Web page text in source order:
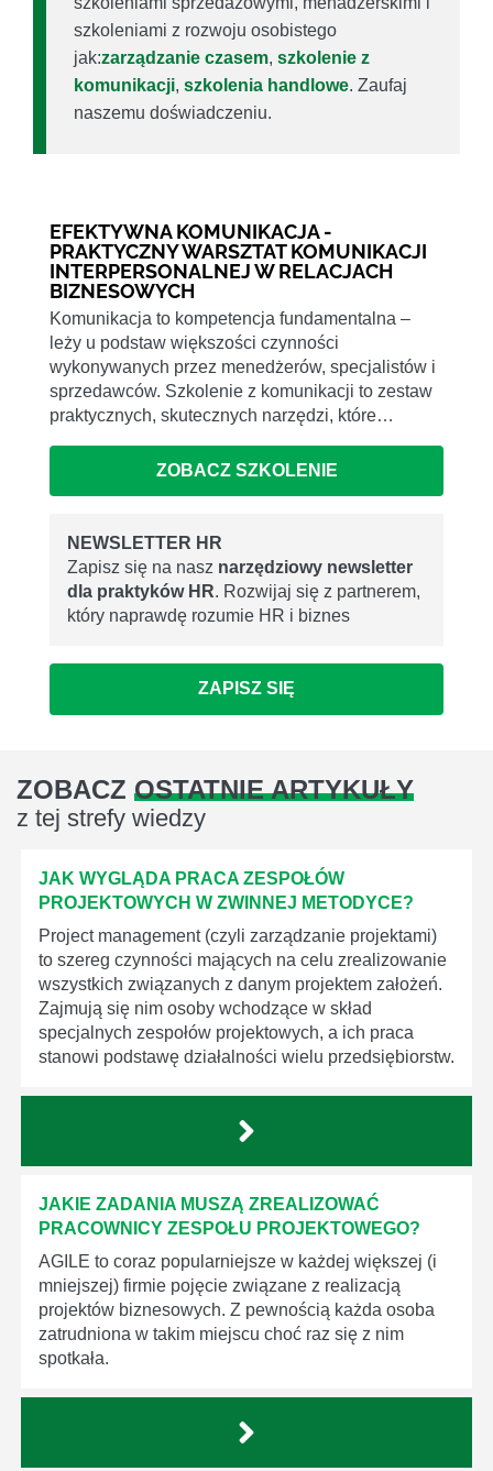
szkoleniami z rozwoju osobistego
jak:zarządzanie czasem, szkolenie z
komunikacji, szkolenia handlowe. Zaufaj
naszemu doświadczeniu.
EFEKTYWNA KOMUNIKACJA -
PRAKTYCZNY WARSZTAT KOMUNIKACJI
INTERPERSONALNEJ W RELACJACH
BIZNESOWYCH
Komunikacja to kompetencja fundamentalna –
leży u podstaw większości czynności
wykonywanych przez menedżerów, specjalistów i
sprzedawców. Szkolenie z komunikacji to zestaw
praktycznych, skutecznych narzędzi, które…
ZOBACZ SZKOLENIE
NEWSLETTER HR
Zapisz się na nasz narzędziowy newsletter
dla praktyków HR. Rozwijaj się z partnerem,
który naprawdę rozumie HR i biznes
ZAPISZ SIĘ
ZOBACZ OSTATNIE ARTYKUŁY
z tej strefy wiedzy
JAK WYGLĄDA PRACA ZESPOŁÓW
PROJEKTOWYCH W ZWINNEJ METODYCE?
Project management (czyli zarządzanie projektami)
to szereg czynności mających na celu zrealizowanie
wszystkich związanych z danym projektem założeń.
Zajmują się nim osoby wchodzące w skład
specjalnych zespołów projektowych, a ich praca
stanowi podstawę działalności wielu przedsiębiorstw.
JAKIE ZADANIA MUSZĄ ZREALIZOWAĆ
PRACOWNICY ZESPOŁU PROJEKTOWEGO?
AGILE to coraz popularniejsze w każdej większej (i
mniejszej) firmie pojęcie związane z realizacją
projektów biznesowych. Z pewnością każda osoba
zatrudniona w takim miejscu choć raz się z nim
spotkała.